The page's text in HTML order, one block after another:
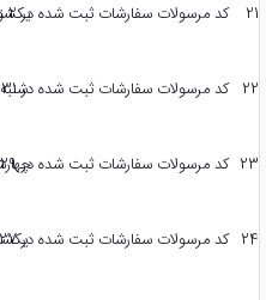
21 کد مرسولات سفارشات ثبت شده در 2 و 3 و 4 اردیبهشتیکشنبه 06
22 کد مرسولات سفارشات ثبت شده در 31 فروردین و 1 اردیبهشت
شنبه 05
23 کد مرسولات سفارشات ثبت شده در 29 و 30 فروردینچهارشنبه
24 کد مرسولات سفارشات ثبت شده در 27 و 28 فروردین
یکشنبه